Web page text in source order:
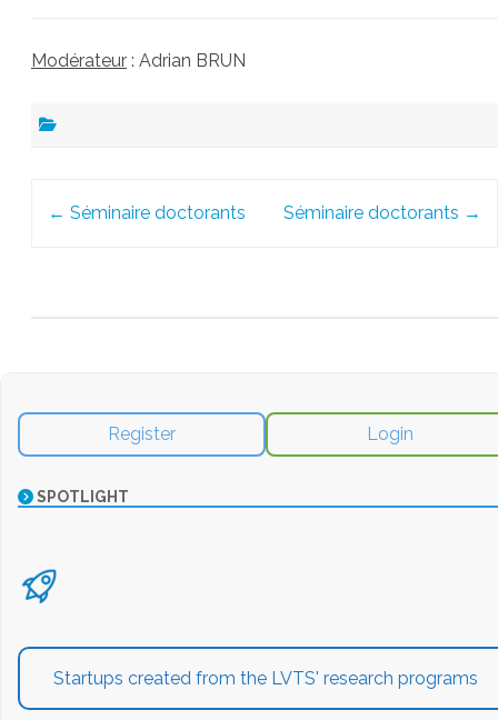
Modérateur : Adrian BRUN
← Séminaire doctorants Séminaire doctorants →
Register Login
SPOTLIGHT
Startups created from the LVTS' research programs